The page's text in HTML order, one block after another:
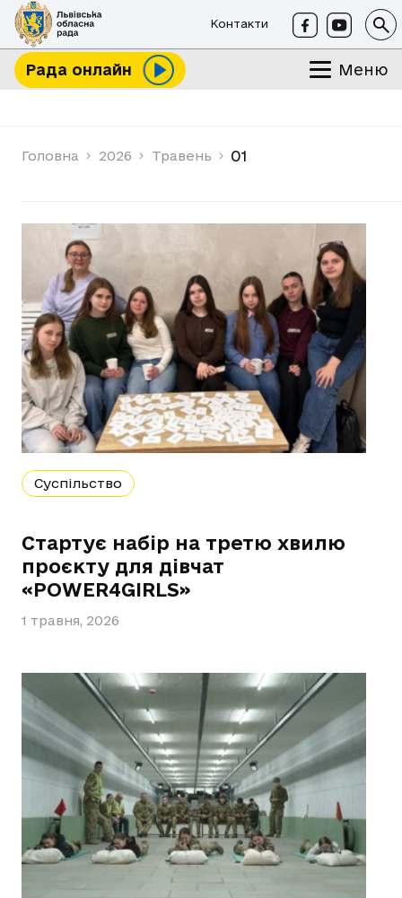
Контакти
Рада онлайн Меню
Головна 2026 Травень 01
Суспільство
Стартує набір на третю хвилю
проєкту для дівчат
«POWER4GIRLS»
1 травня, 2026